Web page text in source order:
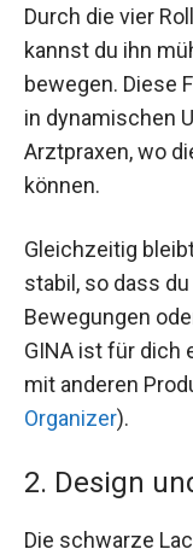
Durch die vier
kannst du ihn
bewegen. Diese
in dynamischen
Arztpraxen, wo
können.
Gleichzeitig
stabil, so dass
Bewegungen
GINA ist für dich
mit anderen
Organizer).
2. Design
Die schwarze